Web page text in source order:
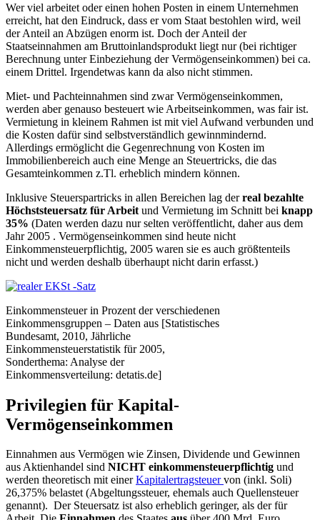
Wer viel arbeitet oder einen hohen Posten in einem Unternehmen
erreicht, hat den Eindruck, dass er vom Staat bestohlen wird, weil
der Anteil an Abzügen enorm ist. Doch der Anteil der
Staatseinnahmen am Bruttoinlandsprodukt liegt nur (bei richtiger
Berechnung unter Einbeziehung der Vermögenseinkommen) bei ca.
einem Drittel. Irgendetwas kann da also nicht stimmen.
Miet- und Pachteinnahmen sind zwar Vermögenseinkommen,
werden aber genauso besteuert wie Arbeitseinkommen, was fair ist.
Vermietung in kleinem Rahmen ist mit viel Aufwand verbunden und
die Kosten dafür sind selbstverständlich gewinnmindernd.
Allerdings ermöglicht die Gegenrechnung von Kosten im
Immobilienbereich auch eine Menge an Steuertricks, die das
Gesamteinkommen z.Tl. erheblich mindern können.
Inklusive Steuerspartricks in allen Bereichen lag derreal bezahlte
Höchststeuersatz für Arbeit und Vermietung im Schnitt bei knapp
35% (Daten werden dazu nur selten veröffentlicht, daher aus dem
Jahr 2005 . Vermögenseinkommen sind heute nicht
Einkommensteuerpflichtig, 2005 waren sie es auch größtenteils
nicht und werden deshalb überhaupt nicht darin erfasst.)
Einkommensteuer in Prozent der verschiedenen
Einkommensgruppen – Daten aus [Statistisches
Bundesamt, 2010, Jährliche
Einkommensteuerstatistik für 2005,
Sonderthema: Analyse der
Einkommensverteilung: detatis.de]
Privilegien für Kapital-
Vermögenseinkommen
Einnahmen aus Vermögen wie Zinsen, Dividende und Gewinnen
aus Aktienhandel sind NICHT einkommensteuerpflichtig und
werden theoretisch mit einerKapitalertragsteuervon (inkl. Soli)
26,375% belastet (Abgeltungssteuer, ehemals auch Quellensteuer
genannt). Der Steuersatz ist also erheblich geringer, als der für